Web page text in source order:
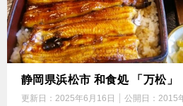
静岡県浜松市 和食処 「万松」
更新日： 2025年6月16日 公開日： 2015